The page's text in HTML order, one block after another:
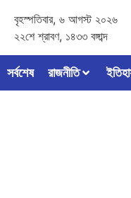
বৃহস্পতিবার, ৬ আগস্ট ২০২৬
২২শে শ্রাবণ, ১৪৩৩ বঙ্গাব্দ
সর্বশেষ রাজনীতি